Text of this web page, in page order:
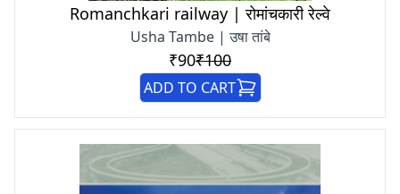
Romanchkari railway | रोमांचकारी रेल्वे
Usha Tambe | उषा तांबे
₹90₹100
ADD TO CART